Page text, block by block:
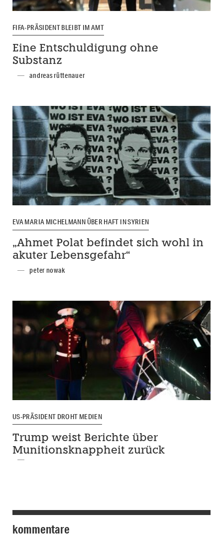
FIFA-PRÄSIDENT BLEIBT IM AMT
Eine Entschuldigung ohne
Substanz
andreas rüttenauer
EVA MARIA MICHELMANN ÜBER HAFT IN SYRIEN
„Ahmet Polat befindet sich wohl in
akuter Lebensgefahr“
peter nowak
US-PRÄSIDENT DROHT MEDIEN
Trump weist Berichte über
Munitionsknappheit zurück
kommentare